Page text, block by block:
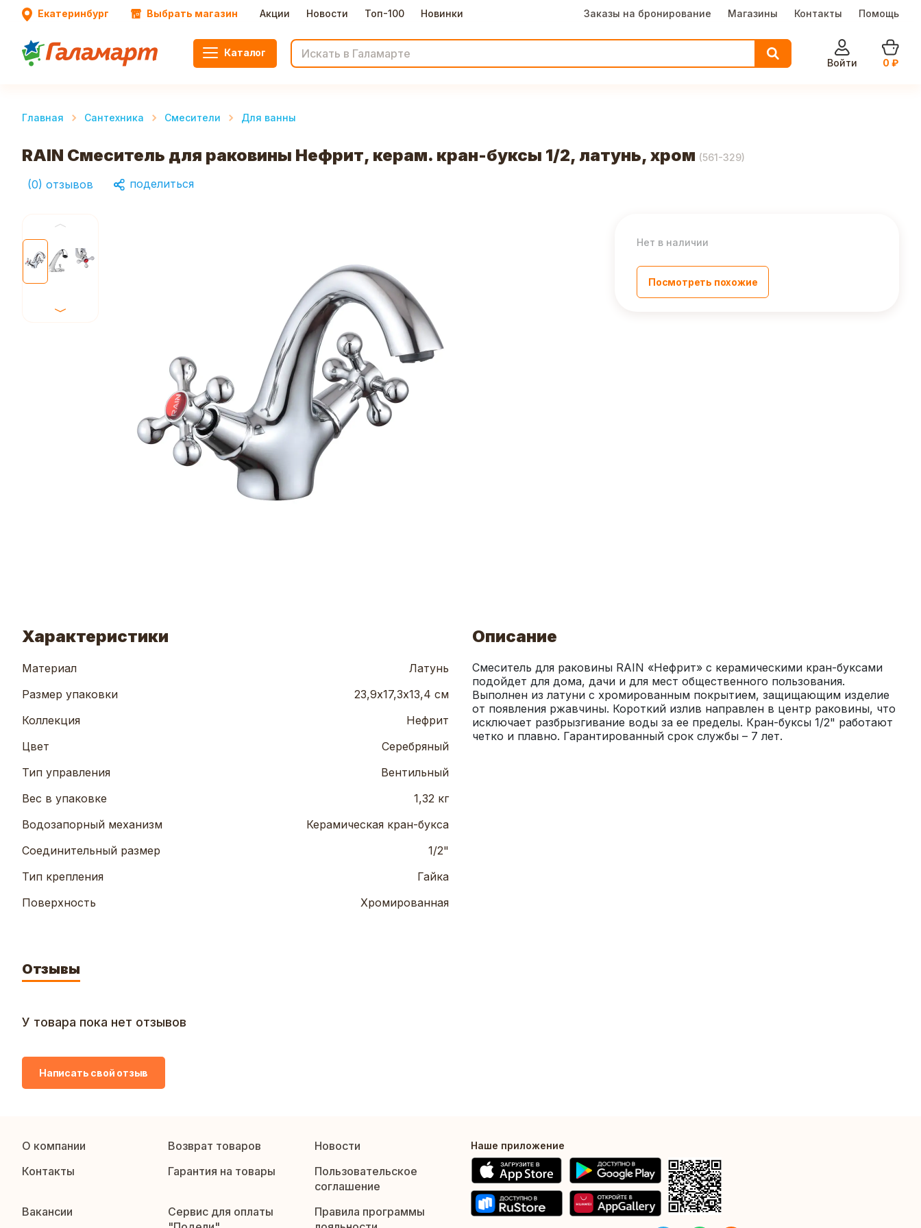
Екатеринбург Выбрать магазин Акции Новости Топ-100 Новинки Заказы на бронирование Магазины Контакты Помощь
Каталог
Войти
0 ₽
Главная Сантехника Смесители Для ванны
RAIN Смеситель для раковины Нефрит, керам. кран-буксы 1/2, латунь, хром (561-329)
(0) отзывов поделиться
Нет в наличии
Посмотреть похожие
Характеристики
Материал
Латунь
Размер упаковки
23,9х17,3х13,4 см
Коллекция
Нефрит
Цвет
Серебряный
Тип управления
Вентильный
Вес в упаковке
1,32 кг
Водозапорный механизм
Керамическая кран-букса
Соединительный размер
1/2"
Тип крепления
Гайка
Поверхность
Хромированная
Описание
Смеситель для раковины RAIN «Нефрит» с керамическими кран-буксами
подойдет для дома, дачи и для мест общественного пользования.
Выполнен из латуни с хромированным покрытием, защищающим изделие
от появления ржавчины. Короткий излив направлен в центр раковины, что
исключает разбрызгивание воды за ее пределы. Кран-буксы 1/2" работают
четко и плавно. Гарантированный срок службы – 7 лет.
Отзывы
У товара пока нет отзывов
Написать свой отзыв
О компании Возврат товаров
Новости
Контакты
Гарантия на товары
Пользовательское
соглашение
Вакансии
Сервис для оплаты
Правила программы
Наше приложение